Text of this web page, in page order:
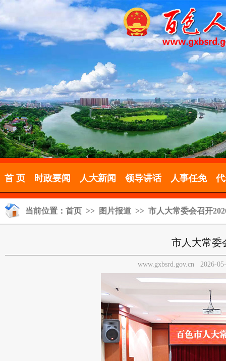
首 页 时政要闻 人大新闻 领导讲话 人事任免
当前位置： 首页 >> 图片报道 >> 市人大常委会召开
市人大常委
www.gxbsrd.gov.cn 2026-